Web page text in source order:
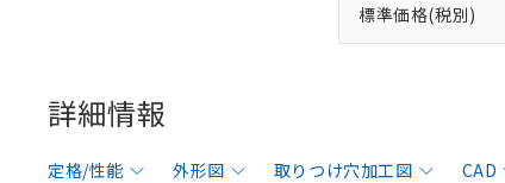
標準価格(税別)
詳細情報
定格/性能 外形図 取りつけ穴加工図 CAD